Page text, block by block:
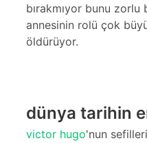
bırakmıyor bunu zorlu
annesinin rolü çok
öldürüyor.
dünya tarihin
victor hugo'nun